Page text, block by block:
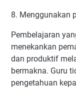
8. Menggunakan
Pembelajaran
menekankan
dan produktif
bermakna. Guru
pengetahuan